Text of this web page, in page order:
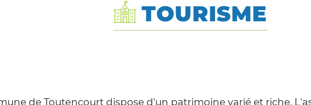
TOURISME
de Toutencourt dispose d'un patrimoine varié et riche.